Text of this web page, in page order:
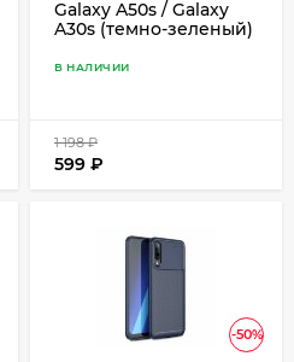
Galaxy A50s / Galaxy
A30s (темно-зеленый)
В НАЛИЧИИ
1 198₽
599 ₽
-50%